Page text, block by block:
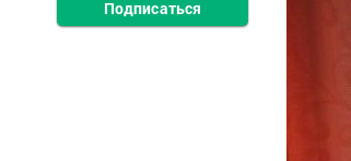
Подписаться